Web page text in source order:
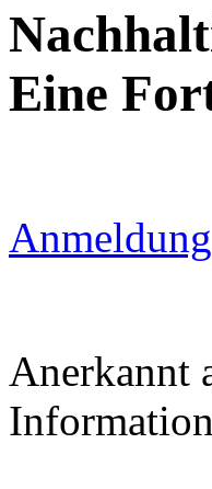
Eine
Anmeldung
Anerkannt